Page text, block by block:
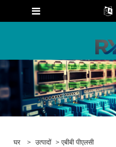
घर > उत्पादों > एबीबी पीएलसी